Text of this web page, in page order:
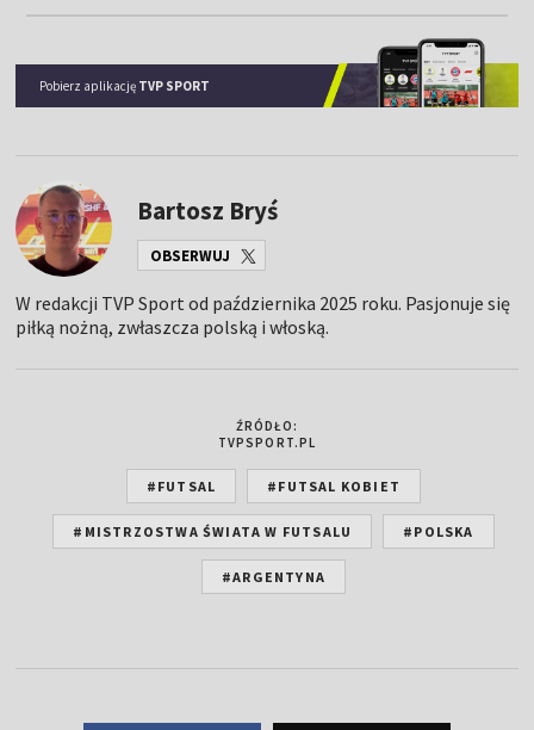
Pobierz aplikację TVP SPORT
Bartosz Bryś
OBSERWUJ
W redakcji TVP Sport od października 2025 roku. Pasjonuje się
piłką nożną, zwłaszcza polską i włoską.
ŹRÓDŁO:
TVPSPORT.PL
#FUTSAL #FUTSAL KOBIET
#MISTRZOSTWA ŚWIATA W FUTSALU #POLSKA
#ARGENTYNA